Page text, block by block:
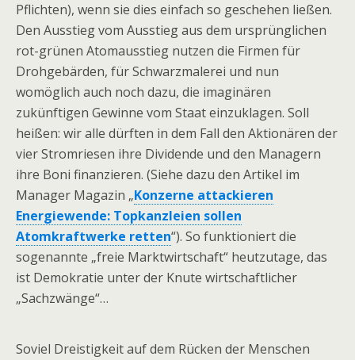
Pflichten), wenn sie dies einfach so geschehen ließen.
Den Ausstieg vom Ausstieg aus dem ursprünglichen
rot-grünen Atomausstieg nutzen die Firmen für
Drohgebärden, für Schwarzmalerei und nun
womöglich auch noch dazu, die imaginären
zukünftigen Gewinne vom Staat einzuklagen. Soll
heißen: wir alle dürften in dem Fall den Aktionären der
vier Stromriesen ihre Dividende und den Managern
ihre Boni finanzieren. (Siehe dazu den Artikel im
Manager Magazin „Konzerne attackieren
Energiewende: Topkanzleien sollen
Atomkraftwerke retten“). So funktioniert die
sogenannte „freie Marktwirtschaft“ heutzutage, das
ist Demokratie unter der Knute wirtschaftlicher
„Sachzwänge“…
Soviel Dreistigkeit auf dem Rücken der Menschen